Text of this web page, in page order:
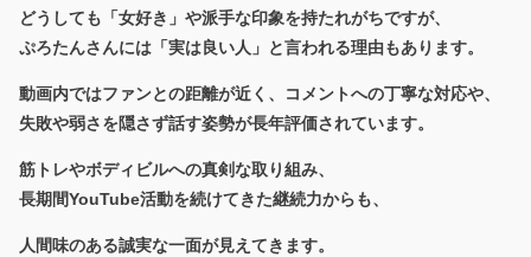
どうしても「女好き」や派手な印象を持たれがちですが、
ぷろたんさんには「実は良い人」と言われる理由もあります。
動画内ではファンとの距離が近く、コメントへの丁寧な対応や、
失敗や弱さを隠さず話す姿勢が長年評価されています。
筋トレやボディビルへの真剣な取り組み、
長期間YouTube活動を続けてきた継続力からも、
人間味のある誠実な一面が見えてきます。